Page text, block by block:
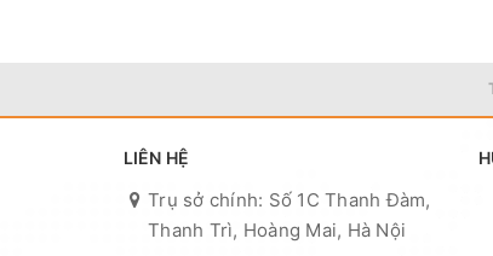
LIÊN HỆ
Trụ sở chính: Số 1C Thanh Đàm,
Thanh Trì, Hoàng Mai, Hà Nội